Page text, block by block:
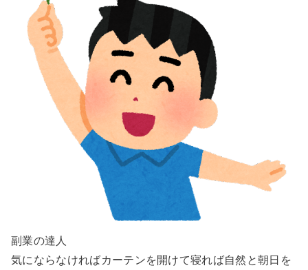
副業の達人
気にならなければカーテンを開けて寝れば自然と朝日を